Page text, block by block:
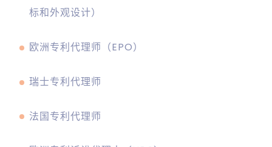
标和外观设计）
欧洲专利代理师（EPO）
瑞士专利代理师
法国专利代理师